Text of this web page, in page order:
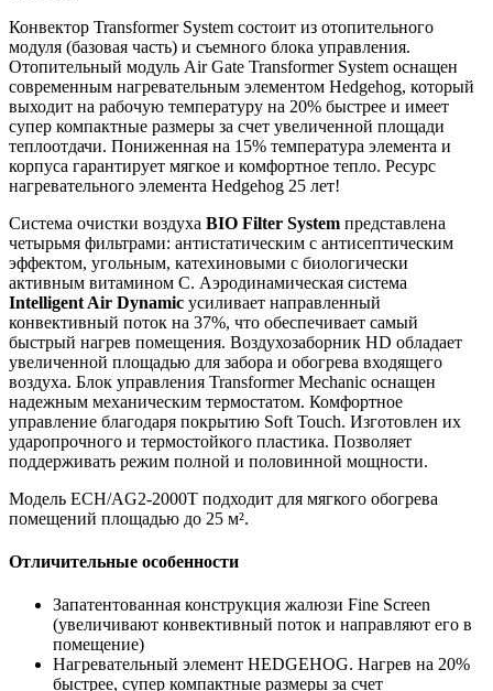
Конвектор Transformer System состоит из отопительного
модуля (базовая часть) и съемного блока управления.
Отопительный модуль Air Gate Transformer System оснащен
современным нагревательным элементом Hedgehog, который
выходит на рабочую температуру на 20% быстрее и имеет
супер компактные размеры за счет увеличенной площади
теплоотдачи. Пониженная на 15% температура элемента и
корпуса гарантирует мягкое и комфортное тепло. Ресурс
нагревательного элемента Hedgehog 25 лет!
Система очистки воздуха BIO Filter System представлена
четырьмя фильтрами: антистатическим с антисептическим
эффектом, угольным, катехиновыми с биологически
активным витамином С. Аэродинамическая система
Intelligent Air Dynamic усиливает направленный
конвективный поток на 37%, что обеспечивает самый
быстрый нагрев помещения. Воздухозаборник HD обладает
увеличенной площадью для забора и обогрева входящего
воздуха. Блок управления Transformer Mechanic оснащен
надежным механическим термостатом. Комфортное
управление благодаря покрытию Soft Touch. Изготовлен их
ударопрочного и термостойкого пластика. Позволяет
поддерживать режим полной и половинной мощности.
Модель ECH/AG2-2000T подходит для мягкого обогрева
помещений площадью до 25 м².
Отличительные особенности
Запатентованная конструкция жалюзи Fine Screen
(увеличивают конвективный поток и направляют его в
помещение)
Нагревательный элемент HEDGEHOG. Нагрев на 20%
быстрее, супер компактные размеры за счет